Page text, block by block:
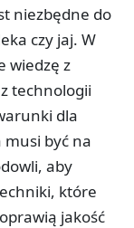
niezbędne do
czy jaj. W
wiedzę z
technologii
dla
być na
aby
które
jakość